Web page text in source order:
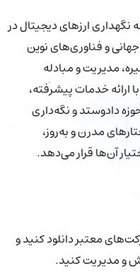
ارزهای دیجیتال در
و فناوری‌های نوین
مدیریت و مبادله
ارائه خدمات پیشرفته،
دادوستد و نگه‌داری
مدرن و به‌روز،
آن‌ها قرار می‌دهد.
معتبر دانلود کنید و
و مدیریت کنید.